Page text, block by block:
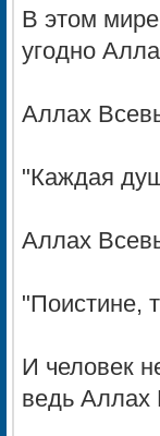
В этом
угодно
Аллах
"Каждая
Аллах
"Поистине,
И человек
ведь Аллах